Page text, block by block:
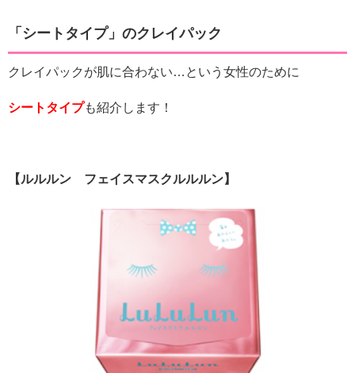
「 シートタイプ」のクレイパック
クレイパックが肌に合わない…という女性のために
シートタイプも紹介します！
【ルルルン フェイスマスクルルルン】